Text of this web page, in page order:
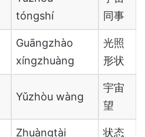
tóngshí
同事
Guāngzhào
xíngzhuàng
光照
形状
Yǔzhòu wàng
宇宙
望
Zhuàngtài
状态